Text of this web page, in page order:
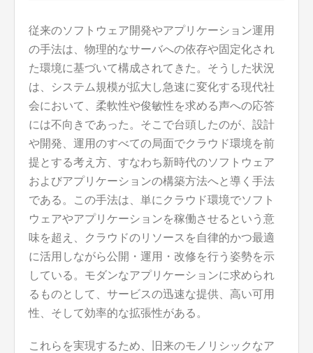
従来のソフトウェア開発やアプリケーション運用
の手法は、物理的なサーバへの依存や固定化され
た環境に基づいて構成されてきた。 そうした状況
は、システム規模が拡大し急速に変化する現代社
会において、柔軟性や俊敏性を求める声への応答
には不向きであった。そこで台頭したのが、設計
や開発、運用のすべての局面でクラウド環境を前
提とする考え方、すなわち新時代のソフトウェア
およびアプリケーションの構築方法へと導く手法
である。この手法は、単にクラウド環境でソフト
ウェアやアプリケーションを稼働させるという意
味を超え、クラウドのリソースを自律的かつ最適
に活用しながら公開・運用・改修を行う姿勢を示
している。モダンなアプリケーションに求められ
るものとして、サービスの迅速な提供、高い可用
性、そして効率的な拡張性がある。
これらを実現するため、旧来のモノリシックなア